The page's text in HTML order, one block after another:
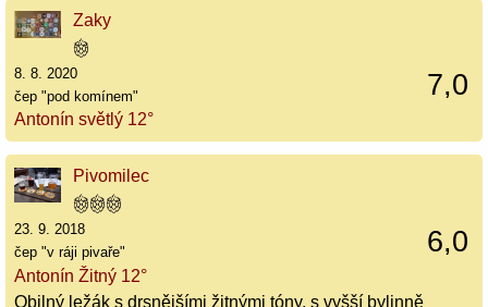
Zaky
7,0
8. 8. 2020
čep "pod komínem"
Antonín světlý 12°
Pivomilec
6,0
23. 9. 2018
čep "v ráji pivaře"
Antonín Žitný 12°
Obilný ležák s drsnějšími žitnými tóny, s vyšší bylinně